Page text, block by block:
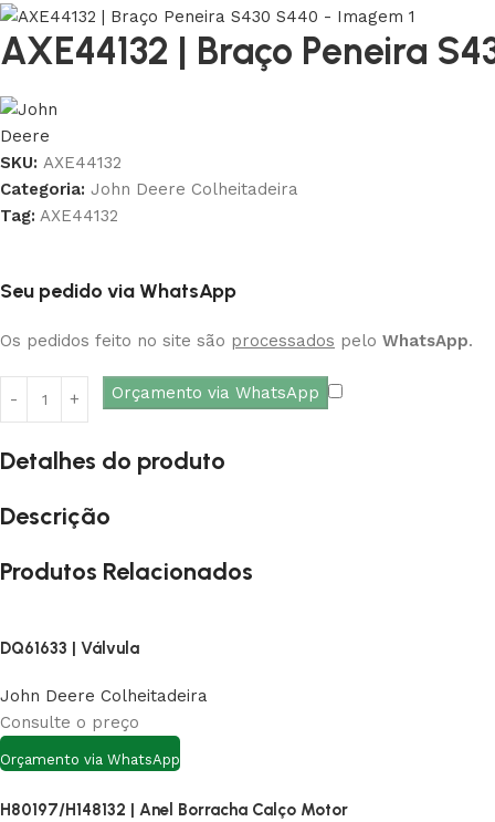
AXE44132 | Braço Peneira
SKU: AXE44132
Categoria: John Deere Colheitadeira
Tag: AXE44132
Seu pedido via WhatsApp
Os pedidos feito no site são processados pelo WhatsApp.
Orçamento via WhatsApp
Detalhes do produto
Descrição
Produtos Relacionados
DQ61633 | Válvula
John Deere Colheitadeira
Consulte o preço
Orçamento via WhatsApp
H80197/H148132 | Anel Borracha Calço Motor